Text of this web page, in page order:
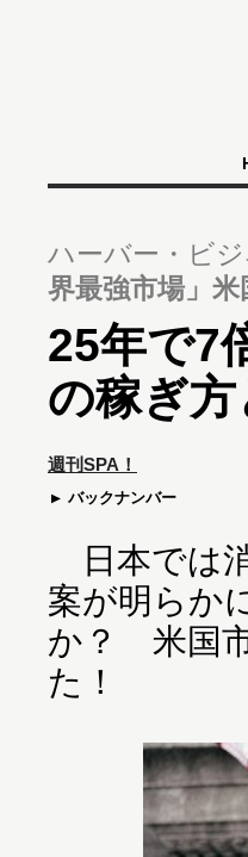
ハーバー・ビ
界最強市場」
25年で7
の稼ぎ方
週刊SPA！
バックナンバー
日本では
案が明らか
か？ 米国
た！